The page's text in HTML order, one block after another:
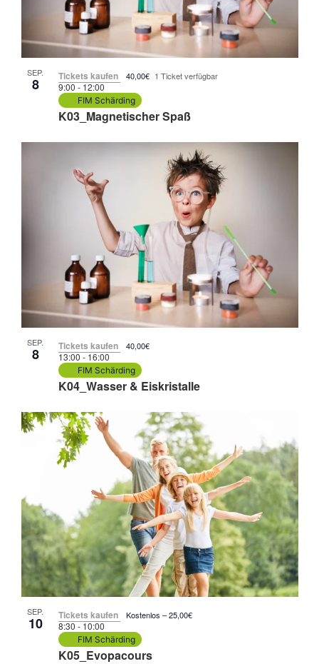
SEP.
8
K03_Magnetischer Spaß
9:00-12:00
FIM Schärding
Tickets kaufen 40,00€ 1 Ticket verfügbar
SEP.
8
K04_Wasser & Eiskristalle
13:00-16:00
FIM Schärding
Tickets kaufen 40,00€
SEP.
10
K05_Evopacours
8:30-10:00
FIM Schärding
Tickets kaufen Kostenlos – 25,00€